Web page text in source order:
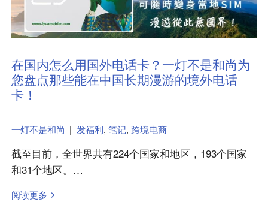
在国内怎么用国外电话卡？一灯不是和尚为
您盘点那些能在中国长期漫游的境外电话
卡！
一灯不是和尚 | 发福利, 笔记, 跨境电商
截至目前，全世界共有224个国家和地区，193个国家
和31个地区。…
阅读更多